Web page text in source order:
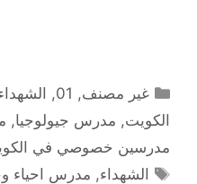
التصنيفات
غير مصنف,
01
,
الكويت, مدرس جيولوجيا,
مدرسين خصوصي في
الوسوم
الشهداء, مدرس احياء